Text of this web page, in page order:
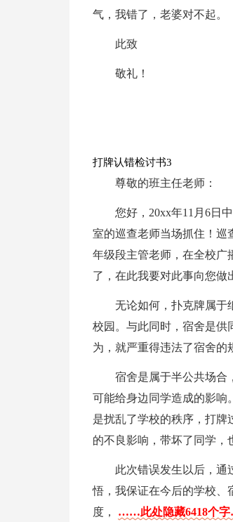
气，我错了，老婆对不起。
此致
敬礼！
打牌认错检讨书3
尊敬的班主任老师：
您好，20xx年11月6日
室的巡查老师当场抓住！巡
年级段主管老师，在全校广
了，在此我要对此事向您做
无论如何，扑克牌属于
校园。与此同时，宿舍是供
为，就严重得违法了宿舍的
宿舍是属于半公共场合
可能给身边同学造成的影响
是扰乱了学校的秩序，打牌
的不良影响，带坏了同学，
此次错误发生以后，通
悟，我保证在今后的学校、
度， ……此处隐藏6418个